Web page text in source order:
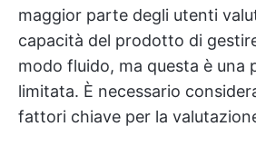
maggior parte degli utenti
capacità del prodotto di
modo fluido, ma questa è una
limitata. È necessario
fattori chiave per la